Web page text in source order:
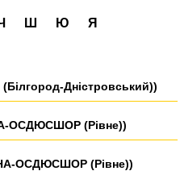
Ш Ю Я
Дністровський))
ОСДЮСШОР (Рівне))
ОСДЮСШОР (Рівне))